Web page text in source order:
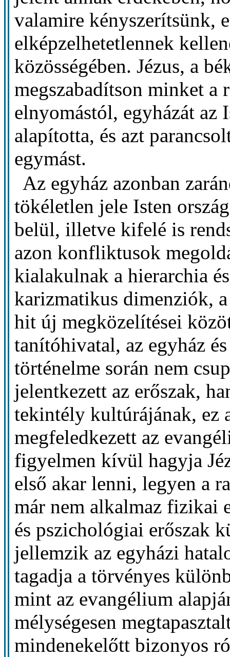
valamire kényszerítsünk,
elképzelhetetlennek
közösségében. Jézus, a
megszabadítson minket a
elnyomástól, egyházát az
alapította, és azt
egymást.
Az egyház azonban
tökéletlen jele Isten
belül, illetve kifelé is
azon konfliktusok
kialakulnak a hierarchia
karizmatikus dimenziók,
hit új megközelítései
tanítóhivatal, az egyház
történelme során nem
jelentkezett az erőszak,
tekintély kultúrájának, ez
megfeledkezett az
figyelmen kívül hagyja
első akar lenni, legyen a
már nem alkalmaz fizikai
és pszichológiai erőszak
jellemzik az egyházi
tagadja a törvényes
mint az evangélium
mélységesen
mindenekelőtt bizonyos